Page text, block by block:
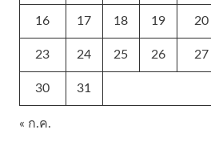
16 17 18 19 20
23 24 25 26 27
30 31
« ก.ค.